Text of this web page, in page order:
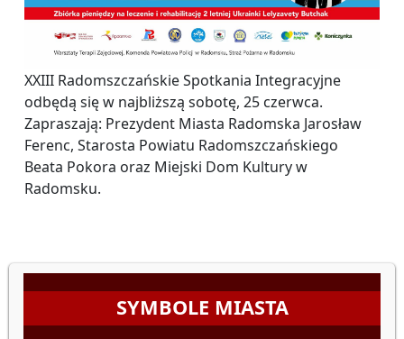
XXIII Radomszczańskie Spotkania Integracyjne
odbędą się w najbliższą sobotę, 25 czerwca.
Zapraszają: Prezydent Miasta Radomska Jarosław
Ferenc, Starosta Powiatu Radomszczańskiego
Beata Pokora oraz Miejski Dom Kultury w
Radomsku.
SYMBOLE MIASTA